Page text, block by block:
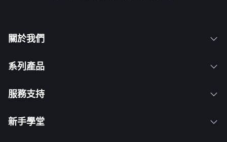
關於我們
系列產品
服務支持
新手學堂